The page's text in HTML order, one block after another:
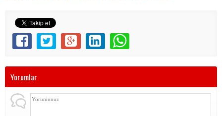
Yorumlar